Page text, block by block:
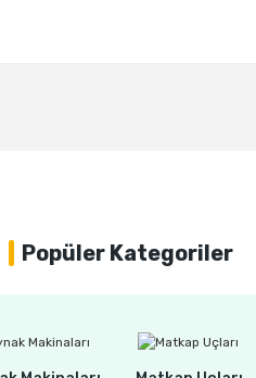
Popüler Kategoriler